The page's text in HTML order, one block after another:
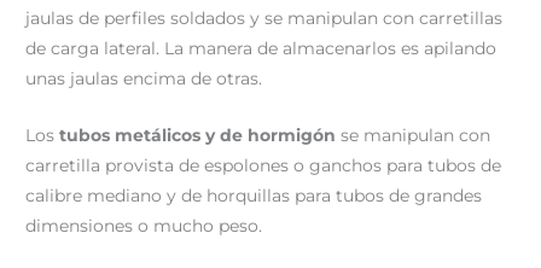
jaulas de perfiles soldados y se manipulan con carretillas
de carga lateral. La manera de almacenarlos es apilando
unas jaulas encima de otras.
Lostubos metálicos y de hormigón se manipulan con
carretilla provista de espolones o ganchos para tubos de
calibre mediano y de horquillas para tubos de grandes
dimensiones o mucho peso.